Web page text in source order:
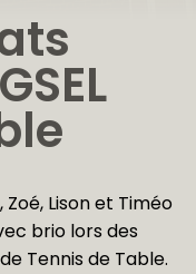
Zoé, Lison et Timéo
brio lors des
Tennis de Table.